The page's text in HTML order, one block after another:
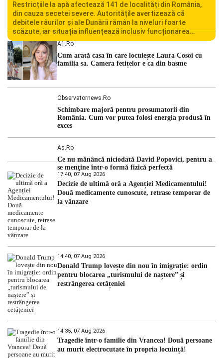
Restricțiile la apă afectează 141 de localități din România,
din cauza secetei severe. Autoritățile avertizează că
debitele râurilor și ale Dunării rămân la niveluri foarte
scăzute, iar situația influențează inclusiv funcționarea
Centralei Nucleare de la Cernavodă. România se confruntă
cu una dintre cele mai dificile perioade din punct de vedere
hidrologic din ultimii ani. Lipsa […]
A1.ro
Cum arată casa în care locuiește Laura Cosoi cu
familia sa. Camera fetițelor e ca din basme
Observatornews.ro
Schimbare majoră pentru prosumatorii din
România. Cum vor putea folosi energia produsă în
exces
As.ro
Ce nu mănâncă niciodată David Popovici, pentru a
se menţine într-o formă fizică perfectă
17:40, 07 Aug 2026
Decizie de ultimă oră a Agenției Medicamentului!
Două medicamente cunoscute, retrase temporar de
la vânzare
14:40, 07 Aug 2026
Donald Trump lovește din nou în imigrație: ordin
pentru blocarea „turismului de naștere” și
restrângerea cetățeniei
14:35, 07 Aug 2026
Tragedie într-o familie din Vrancea! Două persoane
au murit electrocutate în propria locuință!